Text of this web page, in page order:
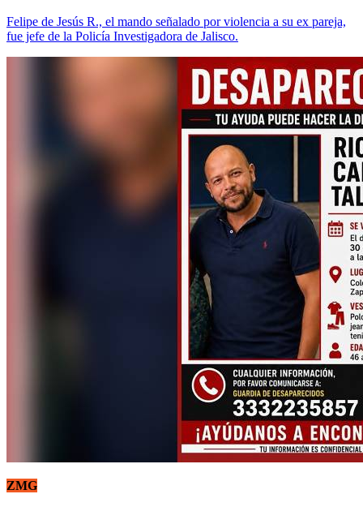
Felipe de Jesús R., el mando señalado por violencia a su ex pareja,
fue jefe de la Policía Investigadora de Jalisco.
ZMG